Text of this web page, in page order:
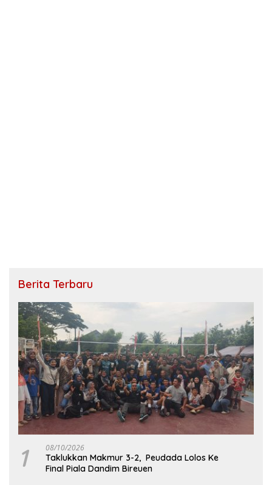
Berita Terbaru
1 08/10/2026
Taklukkan Makmur 3-2, Peudada Lolos Ke
Final Piala Dandim Bireuen